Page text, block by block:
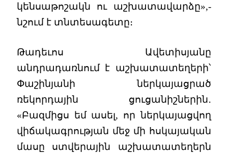
կենսաթոշակն ու աշխատավարձը»,-
նշում է տնտեսագետը։
Թադեւոս Ավետիսյանը
անդրադառնում է աշխատատեղերի՝
Փաշինյանի ներկայացրած
ռեկորդային ցուցանիշներին․
«Բազմիցս եմ ասել, որ ներկայացվող
վիճակագրության մեջ մի հսկայական
մասը ստվերային աշխատատեղերն